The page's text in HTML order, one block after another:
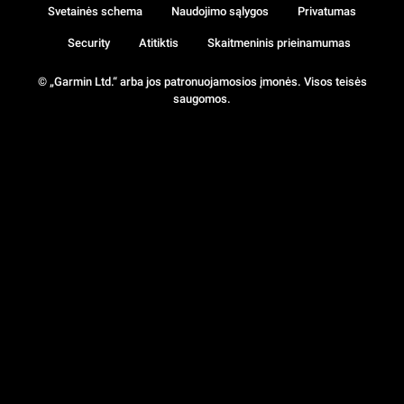
© „Garmin Ltd.“ arba jos patronuojamosios įmonės. Visos teisės
saugomos.
Svetainės schema Naudojimo sąlygos Privatumas
Security Atitiktis Skaitmeninis prieinamumas